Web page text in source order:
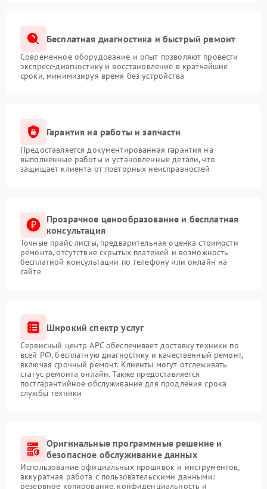
проводов
Неисправность системы
зарядки
1500 ₽ Подробнее →
Неисправность системы
защиты от короткого
замыкания
1500 ₽ Подробнее →
Неисправность системы
защиты от
перенапряжения
Бесплатная диагностика и быстрый ремонт
Современное оборудование и опыт позволяют провести
экспресс-диагностику и восстановление в кратчайшие
сроки, минимизируя время без устройства
Гарантия на работы и запчасти
Предоставляется документированная гарантия на
выполненные работы и установленные детали, что
защищает клиента от повторных неисправностей
Прозрачное ценообразование и бесплатная
консультация
Точные прайс-листы, предварительная оценка стоимости
ремонта, отсутствие скрытых платежей и возможность
бесплатной консультации по телефону или онлайн на
сайте
Широкий спектр услуг
Сервисный центр APC обеспечивает доставку техники по
всей РФ, бесплатную диагностику и качественный ремонт,
включая срочный ремонт. Клиенты могут отслеживать
статус ремонта онлайн. Также предоставляется
постгарантийное обслуживание для продления срока
службы техники
Оригинальные программные решение и
безопасное обслуживание данных
Использование официальных прошивок и инструментов,
аккуратная работа с пользовательскими данными:
резервное копирование, конфиденциальность и